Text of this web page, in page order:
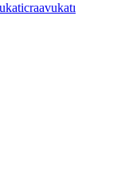
icraavukatı